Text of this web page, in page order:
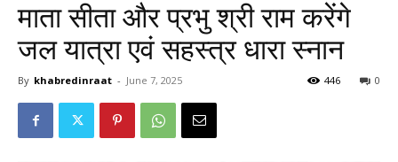
माता सीता और प्रभु श्री राम करेंगे
जल यात्रा एवं सहस्त्र धारा स्नान
By khabredinraat - June 7, 2025 0
446